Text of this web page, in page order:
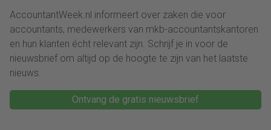
AccountantWeek.nl informeert over zaken die voor
accountants, medewerkers van mkb-accountantskantoren
en hun klanten écht relevant zijn. Schrijf je in voor de
nieuwsbrief om altijd op de hoogte te zijn van het laatste
nieuws.
Ontvang de gratis nieuwsbrief